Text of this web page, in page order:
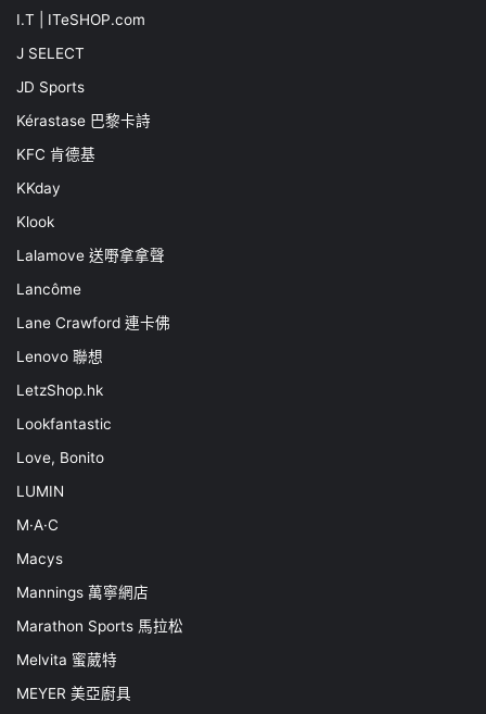
I.T | ITeSHOP.com
J SELECT
JD Sports
Kérastase 巴黎卡詩
KFC 肯德基
KKday
Klook
Lalamove 送嘢拿拿聲
Lancôme
Lane Crawford 連卡佛
Lenovo 聯想
LetzShop.hk
Lookfantastic
Love, Bonito
LUMIN
M·A·C
Macys
Mannings 萬寧網店
Marathon Sports 馬拉松
Melvita 蜜葳特
MEYER 美亞廚具